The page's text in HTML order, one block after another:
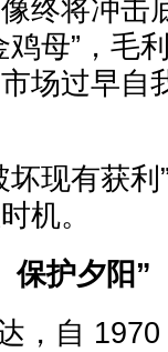
终将冲击
母”，毛
场过早自
现有获利
机。
护夕阳”
自 1970